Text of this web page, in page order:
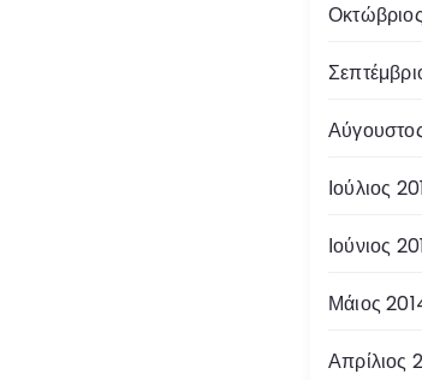
Ιούλιος
Ιούνιος
Μάιος
Απρίλιος